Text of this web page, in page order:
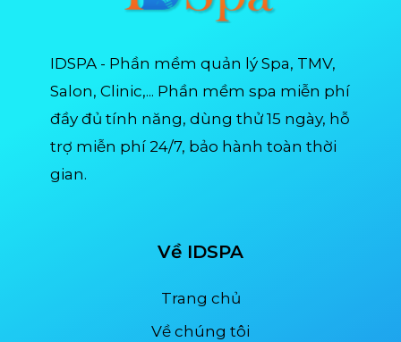
IDSPA - Phần mềm quản lý Spa, TMV,
Salon, Clinic,... Phần mềm spa miễn phí
đầy đủ tính năng, dùng thử 15 ngày, hỗ
trợ miễn phí 24/7, bảo hành toàn thời
gian.
Về IDSPA
Trang chủ
Về chúng tôi